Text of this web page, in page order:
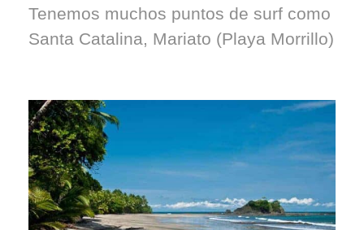
Tenemos muchos puntos de surf como
Santa Catalina, Mariato (Playa Morrillo)